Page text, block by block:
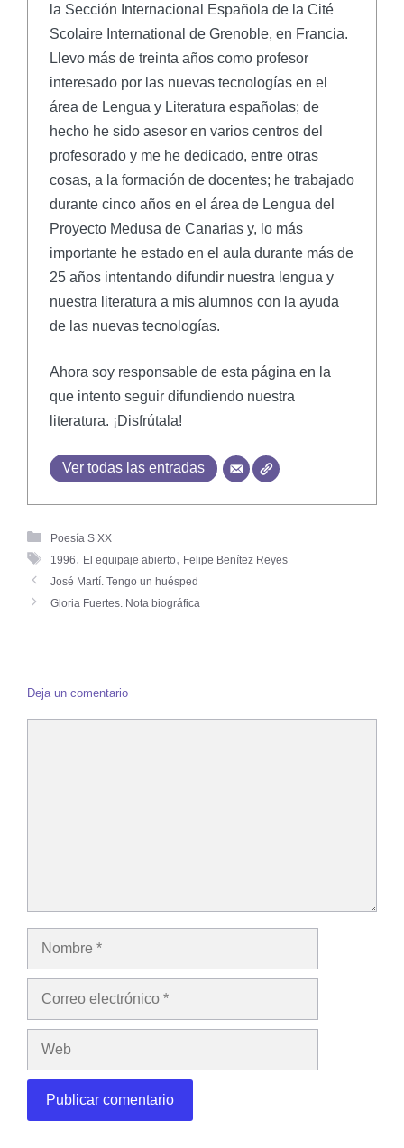
la Sección Internacional Española de la Cité
Scolaire International de Grenoble, en Francia.
Llevo más de treinta años como profesor
interesado por las nuevas tecnologías en el
área de Lengua y Literatura españolas; de
hecho he sido asesor en varios centros del
profesorado y me he dedicado, entre otras
cosas, a la formación de docentes; he trabajado
durante cinco años en el área de Lengua del
Proyecto Medusa de Canarias y, lo más
importante he estado en el aula durante más de
25 años intentando difundir nuestra lengua y
nuestra literatura a mis alumnos con la ayuda
de las nuevas tecnologías.
Ahora soy responsable de esta página en la
que intento seguir difundiendo nuestra
literatura. ¡Disfrútala!
Ver todas las entradas
Poesía S XX
1996, El equipaje abierto, Felipe Benítez Reyes
José Martí. Tengo un huésped
Gloria Fuertes. Nota biográfica
Deja un comentario